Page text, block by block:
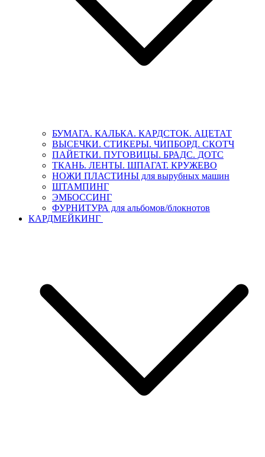
БУМАГА. КАЛЬКА. КАРДСТОК. АЦЕТАТ
ВЫСЕЧКИ. СТИКЕРЫ. ЧИПБОРД. СКОТЧ
ПАЙЕТКИ. ПУГОВИЦЫ. БРАДС. ДОТС
ТКАНЬ. ЛЕНТЫ. ШПАГАТ. КРУЖЕВО
НОЖИ ПЛАСТИНЫ для вырубных машин
ШТАМПИНГ
ЭМБОССИНГ
ФУРНИТУРА для альбомов/блокнотов
КАРДМЕЙКИНГ